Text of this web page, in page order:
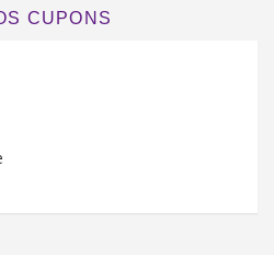
CUPONS